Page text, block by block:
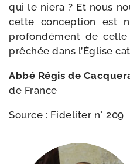
qui le nie­ra ? Et nous
cette concep­tion est
pro­fon­dé­ment de
prê­chée dans l’Église
Abbé Régis de
de France
Source : Fideliter n° 209